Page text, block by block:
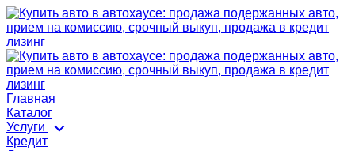
Главная
Каталог
Услуги
Кредит